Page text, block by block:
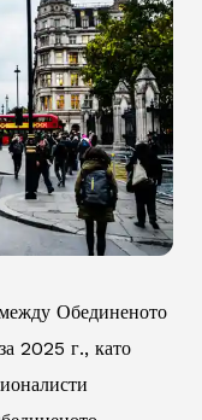
Обединеното
2025 г., като